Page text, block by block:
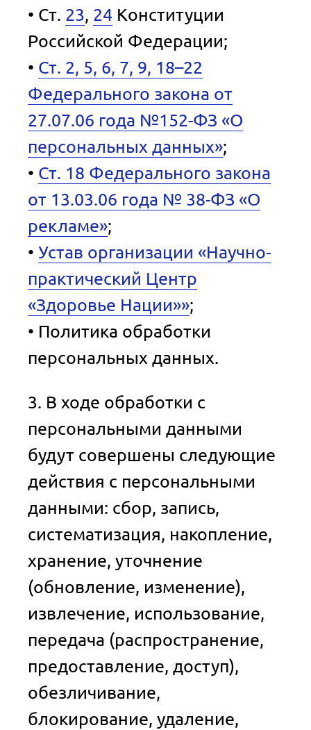
• Ст. 23, 24 Конституции
Российской Федерации;
• Ст. 2, 5, 6, 7, 9, 18–22
Федерального закона от
27.07.06 года №152-ФЗ «О
персональных данных»;
• Ст. 18 Федерального закона
от 13.03.06 года № 38-ФЗ «О
рекламе»;
• Устав организации «Научно-
практический Центр
«Здоровье Нации»»;
• Политика обработки
персональных данных.
3. В ходе обработки с
персональными данными
будут совершены следующие
действия с персональными
данными: сбор, запись,
систематизация, накопление,
хранение, уточнение
(обновление, изменение),
извлечение, использование,
передача (распространение,
предоставление, доступ),
обезличивание,
блокирование, удаление,